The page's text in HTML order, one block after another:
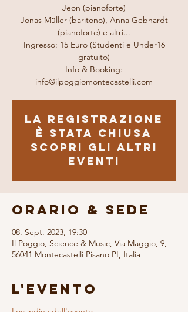
Jeon (pianoforte)
Jonas Müller (baritono), Anna Gebhardt
(pianoforte) e altri...
Ingresso: 15 Euro (Studenti e Under16
gratuito)
Info & Booking:
info@ilpoggiomontecastelli.com
La registrazione
è stata chiusa
Scopri gli altri
eventi
Orario & Sede
08. Sept. 2023, 19:30
Il Poggio, Science & Music, Via Maggio, 9,
56041 Montecastelli Pisano PI, Italia
L'evento